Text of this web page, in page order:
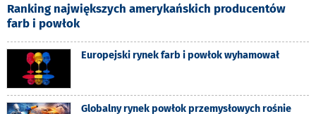
Ranking największych amerykańskich producentów
farb i powłok
Europejski rynek farb i powłok wyhamował
Globalny rynek powłok przemysłowych rośnie